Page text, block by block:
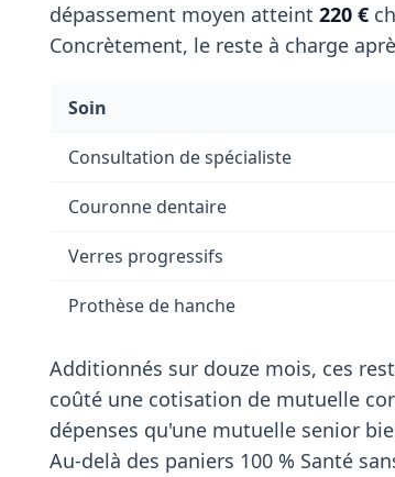
dépassement moyen atteint 220 €
Concrètement, le reste à charge
Soin
Consultation de spécialiste
Couronne dentaire
Verres progressifs
Prothèse de hanche
Additionnés sur douze mois, ces
coûté une cotisation de mutuelle
dépenses qu'une mutuelle senior
Au-delà des paniers 100 % Santé